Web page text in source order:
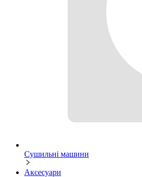
Сушильні машини
Аксесуари